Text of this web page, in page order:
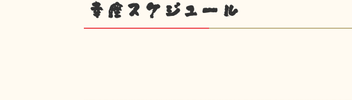
幸座スケジュール